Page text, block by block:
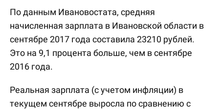
По данным Ивановостата, средняя
начисленная зарплата в Ивановской области в
сентябре 2017 года составила 23210 рублей.
Это на 9,1 процента больше, чем в сентябре
2016 года.
Реальная зарплата (с учетом инфляции) в
текущем сентябре выросла по сравнению с